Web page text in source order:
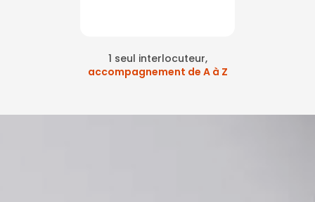
1 seul interlocuteur,
accompagnement de A à Z